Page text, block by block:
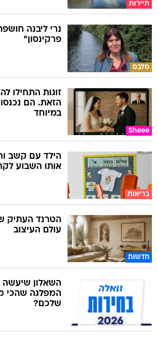
תיירות
סלבס
נרי ליבנה
פרקינסון"
Sheee
זוגות התחילו
הזאת. הם
במיוחד
בריאות
הילד עם קשב
אותו השבוע
חדשות
הטרנד העתיק
עולם העיצוב
השאלון
המפלגה שהכי
שלכם?